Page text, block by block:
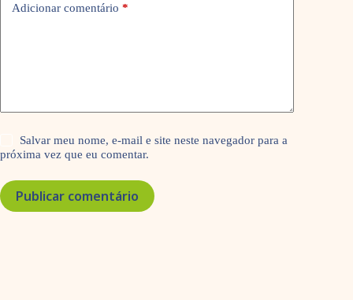
Adicionar comentário *
Salvar meu nome, e-mail e site neste navegador para a
próxima vez que eu comentar.
Publicar comentário